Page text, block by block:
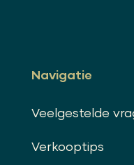
Navigatie
Veelgestelde
Verkooptips